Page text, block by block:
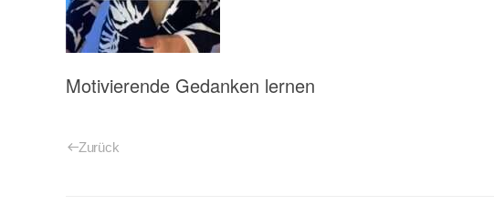
Motivierende Gedanken lernen
Zurück